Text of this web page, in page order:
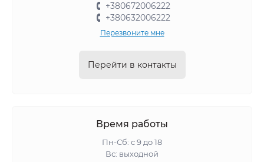
+380672006222
+380632006222
Перезвоните мне
Перейти в контакты
Время работы
Пн-Сб: с 9 до 18
Вс: выходной